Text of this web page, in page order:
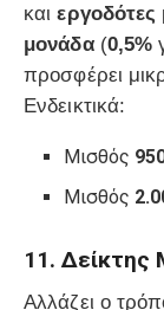
καιεργοδότες
μονάδα(0,5%
προσφέρει
Ενδεικτικά:
Μισθός
Μισθός
11.
Αλλάζει ο